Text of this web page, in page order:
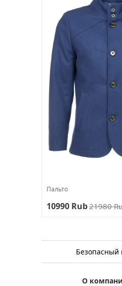
Пальто
10990 Rub21980
О